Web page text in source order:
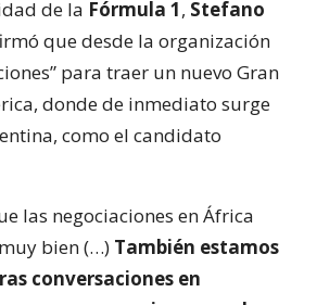
de la Fórmula 1, Stefano
que desde la organización
para traer un nuevo Gran
donde de inmediato surge
como el candidato
las negociaciones en África
bien (…) También estamos
conversaciones en